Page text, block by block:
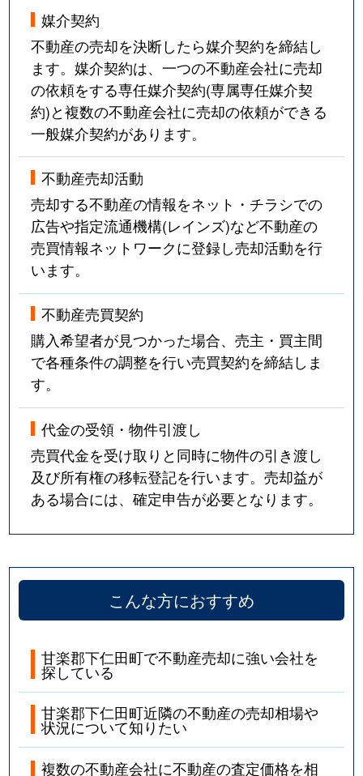
媒介契約
不動産の売却を決断したら媒介契約を締結し
ます。媒介契約は、一つの不動産会社に売却
の依頼をする専任媒介契約(専属専任媒介契
約)と複数の不動産会社に売却の依頼ができる
一般媒介契約があります。
不動産売却活動
売却する不動産の情報をネット・チラシでの
広告や指定流通機構(レインズ)など不動産の
売買情報ネットワークに登録し売却活動を行
います。
不動産売買契約
購入希望者が見つかった場合、売主・買主間
で各種条件の調整を行い売買契約を締結しま
す。
代金の受領・物件引渡し
売買代金を受け取りと同時に物件の引き渡し
及び所有権の移転登記を行います。売却益が
ある場合には、確定申告が必要となります。
こんな方におすすめ
甘楽郡下仁田町で不動産売却に強い会社を
探している
甘楽郡下仁田町近隣の不動産の売却相場や
状況について知りたい
複数の不動産会社に不動産の査定価格を相